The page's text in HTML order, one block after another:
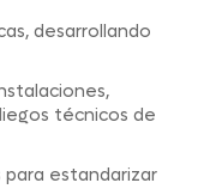
desarrollando
técnicos de
para estandarizar